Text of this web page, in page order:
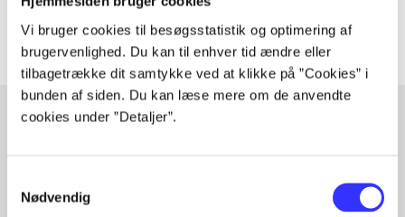
Vi bruger cookies til besøgsstatistik og optimering af
brugervenlighed. Du kan til enhver tid ændre eller
tilbagetrække dit samtykke ved at klikke på ”Cookies” i
bunden af siden. Du kan læse mere om de anvendte
cookies under ”Detaljer”.
Nødvendig